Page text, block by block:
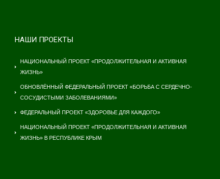
НАШИ ПРОЕКТЫ
НАЦИОНАЛЬНЫЙ ПРОЕКТ «ПРОДОЛЖИТЕЛЬНАЯ И АКТИВНАЯ
ЖИЗНЬ»
ОБНОВЛЁННЫЙ ФЕДЕРАЛЬНЫЙ ПРОЕКТ «БОРЬБА С СЕРДЕЧНО-
СОСУДИСТЫМИ ЗАБОЛЕВАНИЯМИ»
ФЕДЕРАЛЬНЫЙ ПРОЕКТ «ЗДОРОВЬЕ ДЛЯ КАЖДОГО»
НАЦИОНАЛЬНЫЙ ПРОЕКТ «ПРОДОЛЖИТЕЛЬНАЯ И АКТИВНАЯ
ЖИЗНЬ» В РЕСПУБЛИКЕ КРЫМ